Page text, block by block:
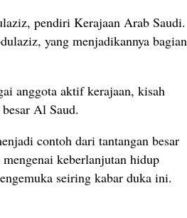
pendiri Kerajaan Arab Saudi.
yang menjadikannya bagian
anggota aktif kerajaan, kisah
Al Saud.
contoh dari tantangan besar
keberlanjutan hidup
seiring kabar duka ini.